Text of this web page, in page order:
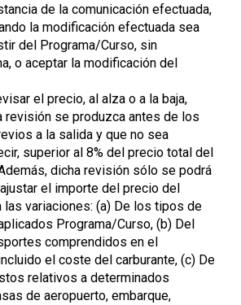
de la comunicación efectuada,
la modificación efectuada sea
del Programa/Curso, sin
o aceptar la modificación del
el precio, al alza o a la baja,
revisión se produzca antes de los
a la salida y que no sea
superior al 8% del precio total del
dicha revisión sólo se podrá
el importe del precio del
las variaciones: (a) De los tipos de
Programa/Curso, (b) Del
comprendidos en el
el coste del carburante, (c) De
relativos a determinados
de aeropuerto, embarque,